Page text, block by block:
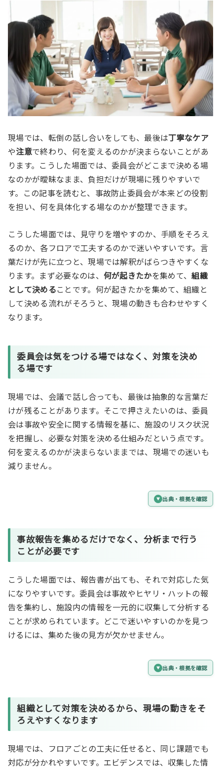
現場では、転倒の話し合いをしても、最後は丁寧なケア
や注意で終わり、何を変えるのかが決まらないことがあ
ります。こうした場面では、委員会がどこまで決める場
なのかが曖昧なまま、負担だけが現場に残りやすいで
す。この記事を読むと、事故防止委員会が本来どの役割
を担い、何を具体化する場なのかが整理できます。
こうした場面では、見守りを増やすのか、手順をそろえ
るのか、各フロアで工夫するのかで迷いやすいです。言
葉だけが先に立つと、現場では解釈がばらつきやすくな
ります。まず必要なのは、 何が起きたかを集めて、組織
として決めることです。何が起きたかを集めて、組織と
して決める流れがそろうと、現場の動きも合わせやすく
なります。
委員会は気をつける場ではなく、 対策を決め
る場です
現場では、会議で話し合っても、最後は抽象的な言葉だ
けが残ることがあります。そこで押さえたいのは、委員
会は事故や安全に関する情報を基に、施設のリスク状況
を把握し、必要な対策を決める仕組みだという点です。
何を変えるのかが決まらないままでは、現場での迷いも
減りません。
出典・根拠を確認
事故報告を集めるだけでなく、 分析まで行う
ことが必要です
こうした場面では、報告書が出ても、それで対応した気
になりやすいです。委員会は事故やヒヤリ・ハットの報
告を集約し、施設内の情報を一元的に収集して分析する
ことが求められています。どこで迷いやすいのかを見つ
けるには、集めた後の見方が欠かせません。
出典・根拠を確認
組織として対策を決めるから、現場の動きをそ
ろえやすくなります
現場では、フロアごとの工夫に任せると、同じ課題でも
対応が分かれやすいです。エビデンスでは、収集した情